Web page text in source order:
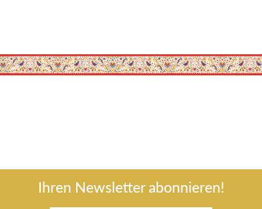
Ihren Newsletter abonnieren!